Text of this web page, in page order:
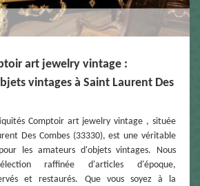
art jewelry vintage :
vintages à Saint Laurent Des
Comptoir art jewelry vintage , située
Des Combes (33330), est une véritable
les amateurs d'objets vintages. Nous
raffinée d'articles d'époque,
et restaurés. Que vous soyez à la